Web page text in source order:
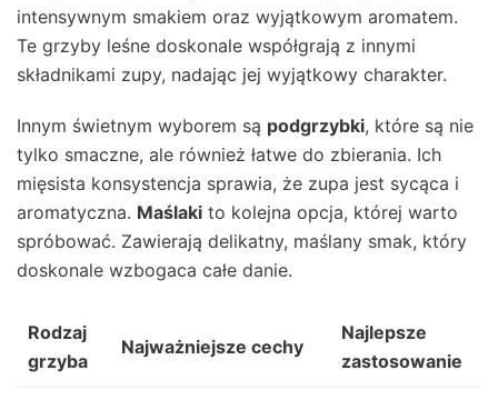
intensywnym smakiem oraz wyjątkowym aromatem.
Te grzyby leśne doskonale współgrają z innymi
składnikami zupy, nadając jej wyjątkowy charakter.
Innym świetnym wyborem są podgrzybki, które są nie
tylko smaczne, ale również łatwe do zbierania. Ich
mięsista konsystencja sprawia, że zupa jest sycąca i
aromatyczna. Maślaki to kolejna opcja, której warto
spróbować. Zawierają delikatny, maślany smak, który
doskonale wzbogaca całe danie.
Rodzaj
grzyba
Najważniejsze cechy
Najlepsze
zastosowanie